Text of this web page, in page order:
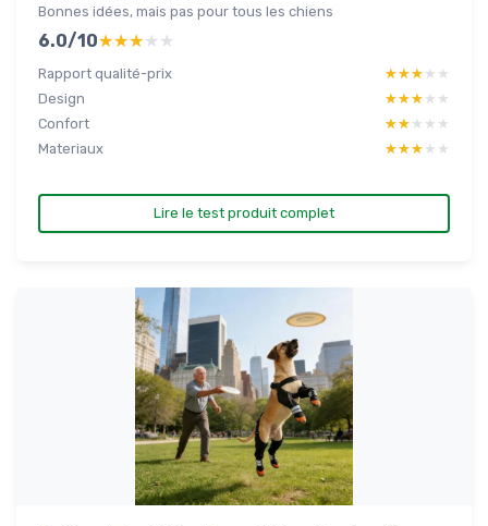
Bonnes idées, mais pas pour tous les chiens
6.0/10★★★★★
★★★★★
Rapport qualité-prix ★★★★★
★★★★★
Design
★★★★★
★★★★★
Confort
★★★★★
★★★★★
Materiaux
★★★★★
★★★★★
Lire le test produit complet